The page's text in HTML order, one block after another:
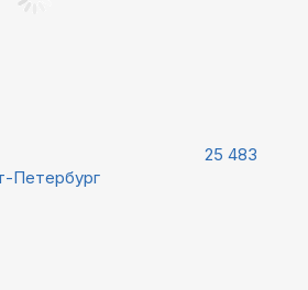
25 483
Петербург